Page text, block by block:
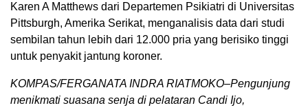
Karen A Matthews dari Departemen Psikiatri di Universitas
Pittsburgh, Amerika Serikat, menganalisis data dari studi
sembilan tahun lebih dari 12.000 pria yang berisiko tinggi
untuk penyakit jantung koroner.
KOMPAS/FERGANATA INDRA RIATMOKO–Pengunjung
menikmati suasana senja di pelataran Candi Ijo,